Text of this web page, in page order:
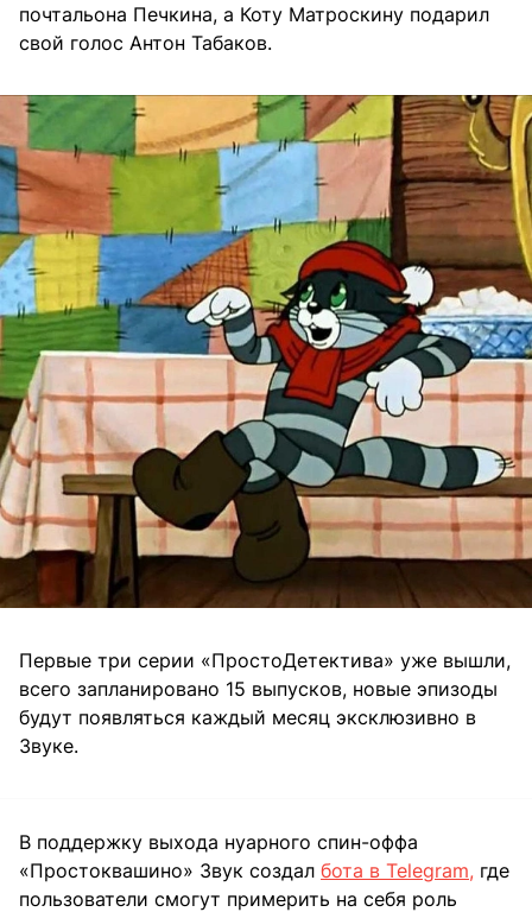
почтальона Печкина, а Коту Матроскину подарил
свой голос Антон Табаков.
Первые три серии «ПростоДетектива» уже вышли,
всего запланировано 15 выпусков, новые эпизоды
будут появляться каждый месяц эксклюзивно в
Звуке.
В поддержку выхода нуарного спин-оффа
«Простоквашино» Звук создал бота в Telegram, где
пользователи смогут примерить на себя роль